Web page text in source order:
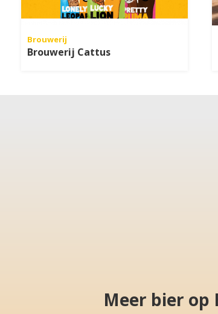
Brouwerij
Brouwerij Cattus
Meer bier op